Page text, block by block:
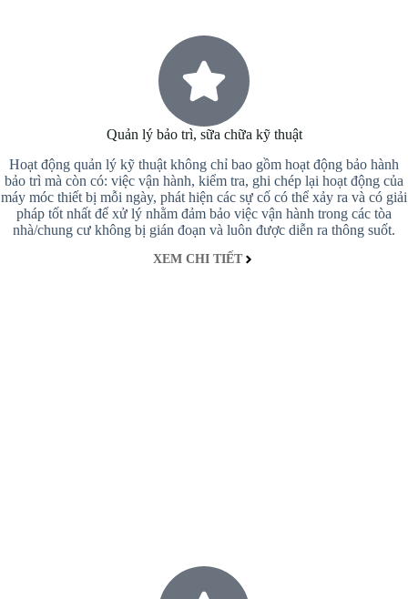
Quản lý bảo trì, sữa chữa kỹ thuật
Hoạt động quản lý kỹ thuật không chỉ bao gồm hoạt động bảo hành
bảo trì mà còn có: việc vận hành, kiểm tra, ghi chép lại hoạt động của
máy móc thiết bị mỗi ngày, phát hiện các sự cố có thể xảy ra và có giải
pháp tốt nhất để xử lý nhằm đảm bảo việc vận hành trong các tòa
nhà/chung cư không bị gián đoạn và luôn được diễn ra thông suốt.
XEM CHI TIẾT